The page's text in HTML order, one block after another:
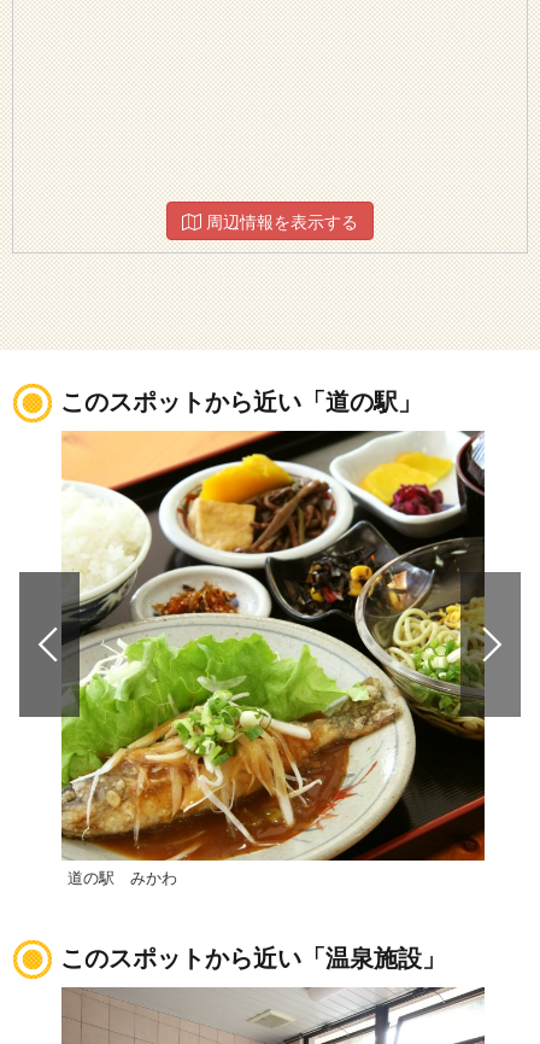
周辺情報を表示する
このスポットから近い「道の駅」
道の駅 みかわ
このスポットから近い「温泉施設」